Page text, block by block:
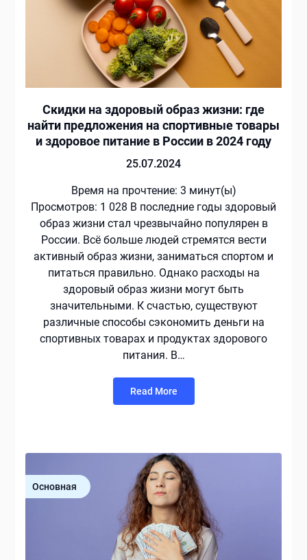
Скидки на здоровый образ жизни: где
найти предложения на спортивные товары
и здоровое питание в России в 2024 году
25.07.2024
Время на прочтение: 3 минут(ы)
Просмотров: 1 028 В последние годы здоровый
образ жизни стал чрезвычайно популярен в
России. Всё больше людей стремятся вести
активный образ жизни, заниматься спортом и
питаться правильно. Однако расходы на
здоровый образ жизни могут быть
значительными. К счастью, существуют
различные способы сэкономить деньги на
спортивных товарах и продуктах здорового
питания. В…
Read More
Основная